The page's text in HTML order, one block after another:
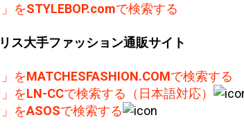
をSTYLEBOP.comで検索する
ス大手ファッション通販サイト
をMATCHESFASHION.COMで検索する
をLN-CCで検索する（日本語対応）
をASOSで検索する